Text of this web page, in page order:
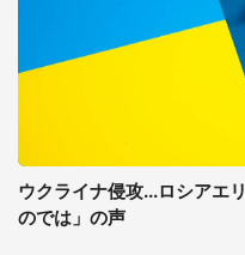
ウクライナ侵攻...ロシアエ
のでは」の声